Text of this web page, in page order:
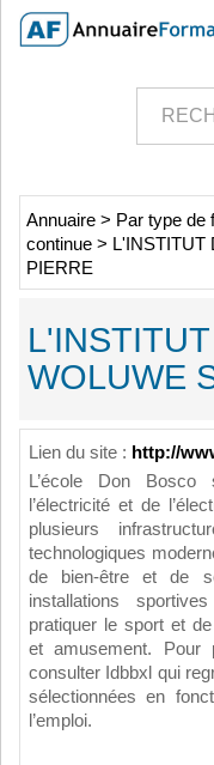
Annuaire > Par type de
continue > L'INSTITUT
PIERRE
WOLUWE
Lien du site : http://
L’école Don
l’électricité et de
plusieurs
technologiques
de bien-être et de
installations
pratiquer le sport et
et amusement. Pour
consulter Idbbxl qui
sélectionnées en
l’emploi.